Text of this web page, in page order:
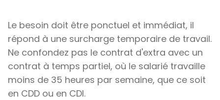
Le besoin doit être ponctuel et immédiat, il
répond à une surcharge temporaire de travail.
Ne confondez pas le contrat d'extra avec un
contrat à temps partiel, où le salarié travaille
moins de 35 heures par semaine, que ce soit
en CDD ou en CDI.